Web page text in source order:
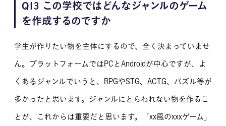
Q13 この学校ではどんなジャンルのゲーム
を作成するのですか
学生が作りたい物を主体にするので、全く決まっていませ
ん。プラットフォームではPCとAndroidが中心ですが、よ
くあるジャンルでいうと、RPGやSTG、ACTG、パズル等が
多かったと思います。ジャンルにとらわれない物を作るこ
とが、これからは重要だと思います。「xx風のxxxゲーム」